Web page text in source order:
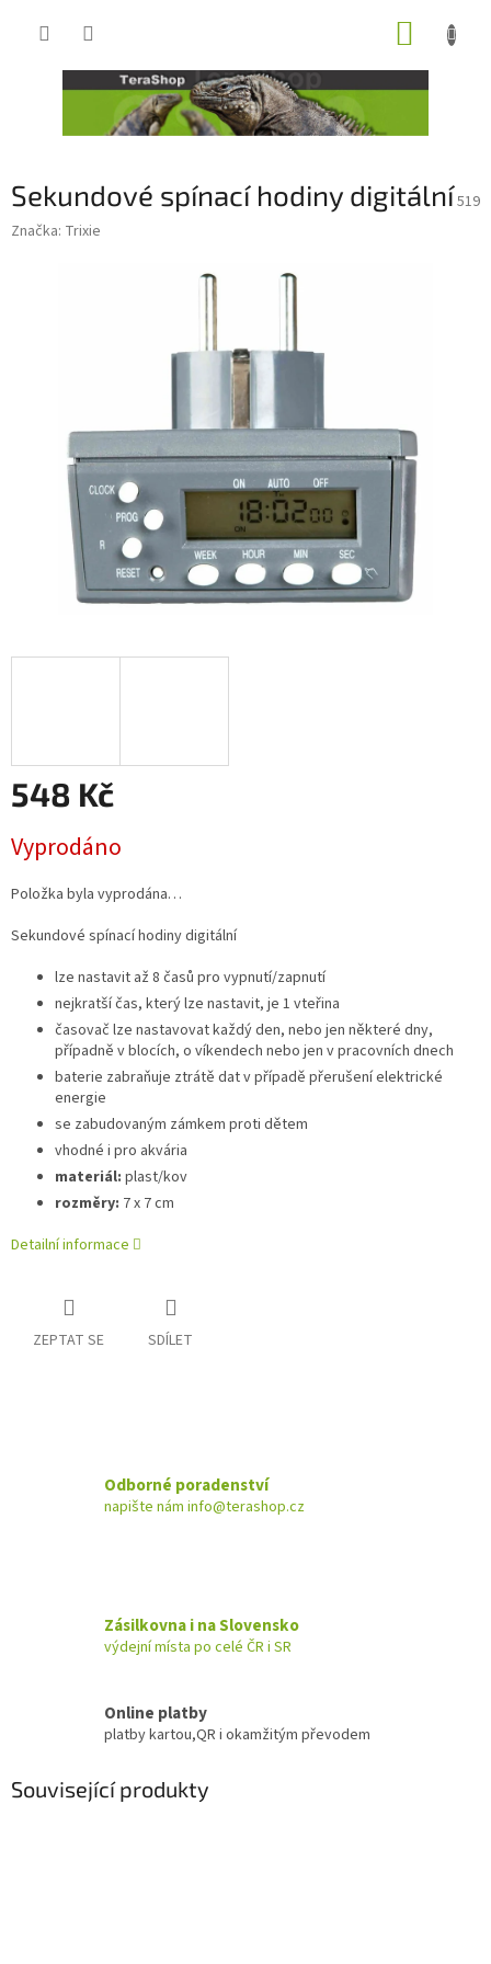
Sekundové spínací hodiny digitální519
Značka: Trixie
548 Kč
cena:
Vyprodáno
Položka byla vyprodána…
Sekundové spínací hodiny digitální
lze nastavit až 8 časů pro vypnutí/zapnutí
nejkratší čas, který lze nastavit, je 1 vteřina
časovač lze nastavovat každý den, nebo jen některé dny,
případně v blocích, o víkendech nebo jen v pracovních dnech
baterie zabraňuje ztrátě dat v případě přerušení elektrické
energie
se zabudovaným zámkem proti dětem
vhodné i pro akvária
materiál: plast/kov
rozměry: 7 x 7 cm
Detailní informace
ZEPTAT SE SDÍLET
Odborné poradenství
napište nám info@terashop.cz
Zásilkovna i na Slovensko
výdejní místa po celé ČR i SR
Online platby
platby kartou,QR i okamžitým převodem
Související produkty